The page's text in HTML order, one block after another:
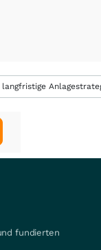
fundierten